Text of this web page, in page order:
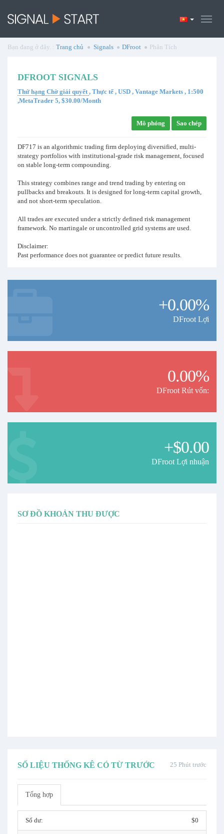
Bạn đang ở đây. : Trang chủ Signals DFroot Phân Tích
DFROOT SIGNALS
Thứ hạng Chờ giải quyết, Thực tế , USD , Vantage Markets , 1:500
,MetaTrader 5, $30.00/Month
Mô phỏng Sao chép
DF717 is an algorithmic trading firm deploying diversified, multi-
strategy portfolios with institutional-grade risk management, focused
on stable long-term compounding.
This strategy combines range and trend trading by entering on
pullbacks and breakouts. It is designed for long-term capital growth,
and not short-term speculation.
All trades are executed under a strictly defined risk management
framework. No martingale or uncontrolled grid systems are used.
Disclaimer:
Past performance does not guarantee or predict future results.
+0.00%
DFroot Lợi
0.00%
DFroot Rút vốn:
+$0.00
DFroot Lợi nhuận
SƠ ĐỒ KHOẢN THU ĐƯỢC
25 Phút trước
SỐ LIỆU THỐNG KÊ CÓ TỪ TRƯỚC
Tổng hợp
Số dư: $0